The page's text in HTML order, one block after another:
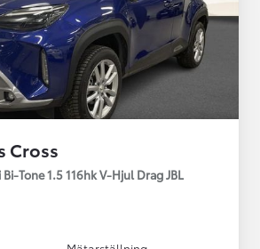
Cross
Tone 1.5 116hk V-Hjul Drag JBL